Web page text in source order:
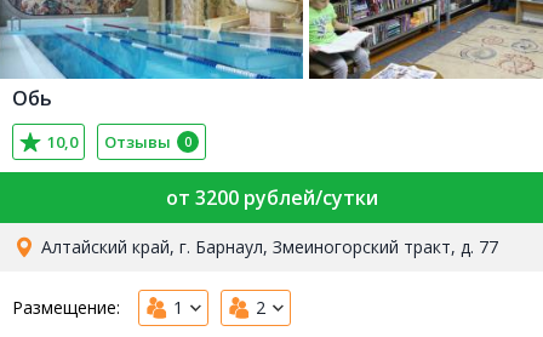
Обь
10,0 Отзывы 0
от 3200 рублей/сутки
Алтайский край, г. Барнаул, Змеиногорский тракт, д. 77
Размещение: 1 2